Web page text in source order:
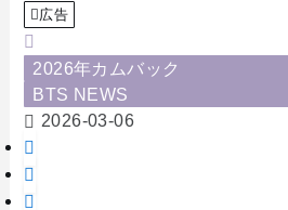
広告
2026年カムバック
BTS NEWS
2026-03-06